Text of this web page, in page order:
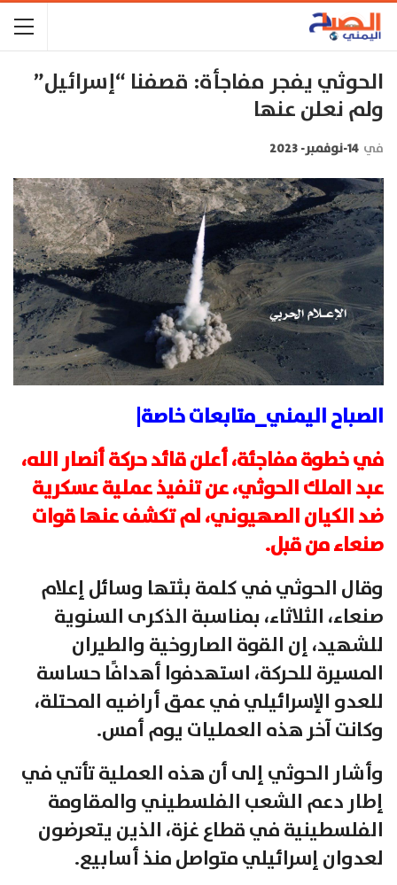
الحوثي يفجر مفاجأة: قصفنا “إسرائيل”
ولم نعلن عنها
في 14-نوفمبر- 2023
الصباح اليمني_متابعات خاصة|
في خطوة مفاجئة، أعلن قائد حركة أنصار الله،
عبد الملك الحوثي، عن تنفيذ عملية عسكرية
ضد الكيان الصهيوني، لم تكشف عنها قوات
صنعاء من قبل.
وقال الحوثي في كلمة بثتها وسائل إعلام
صنعاء، الثلاثاء، بمناسبة الذكرى السنوية
للشهيد، إن القوة الصاروخية والطيران
المسيرة للحركة، استهدفوا أهدافًا حساسة
للعدو الإسرائيلي في عمق أراضيه المحتلة،
وكانت آخر هذه العمليات يوم أمس.
وأشار الحوثي إلى أن هذه العملية تأتي في
إطار دعم الشعب الفلسطيني والمقاومة
الفلسطينية في قطاع غزة، الذين يتعرضون
لعدوان إسرائيلي متواصل منذ أسابيع.